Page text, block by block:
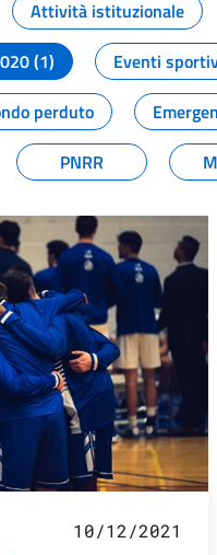
Attività istituzionale
(1) Eventi
perduto
PNRR
10/12/2021